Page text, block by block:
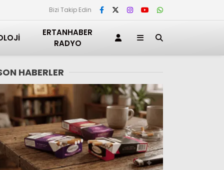
Bizi Takip Edin
ERTANHABER
RADYO
HABERLER